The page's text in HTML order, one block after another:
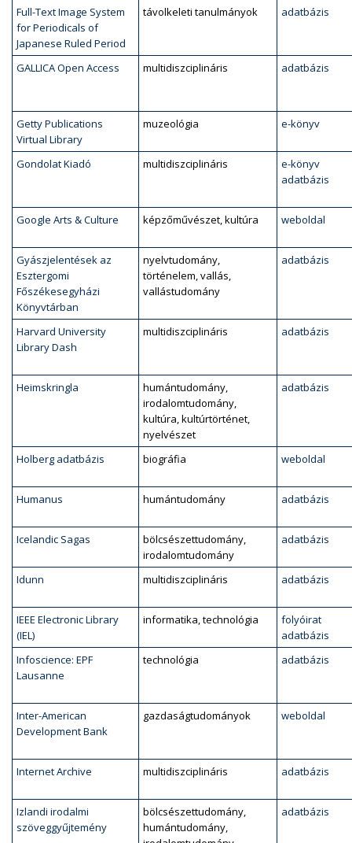
Full-Text Image System
for Periodicals of
Japanese Ruled Period
távolkeleti tanulmányok adatbázis
GALLICA Open Access multidiszciplináris adatbázis
Getty Publications
Virtual Library
muzeológia e-könyv
Gondolat Kiadó multidiszciplináris
e-könyv
adatbázis
Google Arts & Culture képzőművészet, kultúra weboldal
Gyászjelentések az
Esztergomi
Főszékesegyházi
Könyvtárban
nyelvtudomány,
történelem, vallás,
vallástudomány
adatbázis
Harvard University
Library Dash
multidiszciplináris adatbázis
Heimskringla
humántudomány,
irodalomtudomány,
kultúra, kultúrtörténet,
nyelvészet
adatbázis
Holberg adatbázis biográfia weboldal
Humanus humántudomány adatbázis
Icelandic Sagas
bölcsészettudomány,
irodalomtudomány
adatbázis
Idunn multidiszciplináris adatbázis
IEEE Electronic Library
(IEL)
informatika, technológia
folyóirat
adatbázis
Infoscience: EPF
Lausanne
technológia adatbázis
Inter-American
Development Bank
gazdaságtudományok weboldal
Internet Archive multidiszciplináris adatbázis
Izlandi irodalmi
szöveggyűjtemény
bölcsészettudomány,
humántudomány,
adatbázis